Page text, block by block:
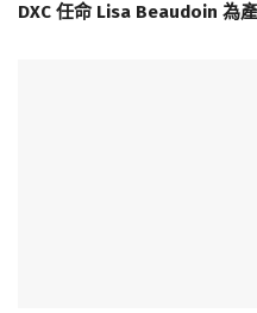
DXC 任命 Lisa Beaudoin 為